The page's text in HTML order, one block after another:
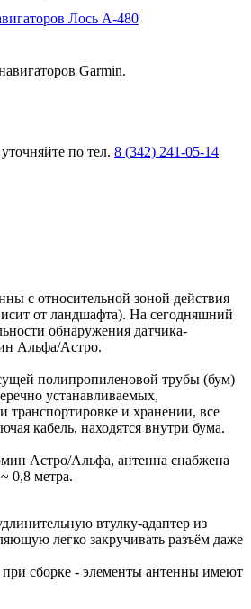
Garmin.
по тел. 8 (342) 241-05-14
с относительной зоной действия
от ландшафта). На сегодняшний
обнаружения датчика-
Альфа/Астро.
полипропиленовой трубы (бум)
устанавливаемых,
и хранении, все
кабель, находятся внутри бума.
Астро/Альфа, антенна снабжена
0,8 метра.
втулку-адаптер из
легко закручивать разъём даже
сборке - элементы антенны имеют